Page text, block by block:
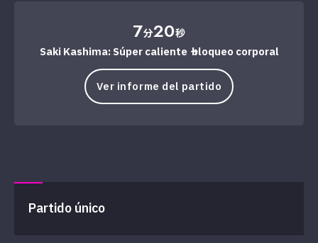
7分20秒
Saki Kashima: Súper caliente → bloqueo corporal
Ver informe del partido
Partido único